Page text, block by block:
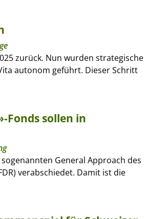
zurück. Nun wurden strategische
autonom geführt. Dieser Schritt
Fonds sollen in
General Approach des
verabschiedet. Damit ist die